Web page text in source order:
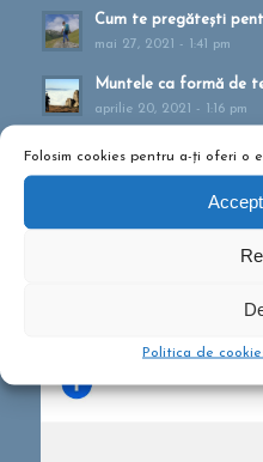
Folosim cookies pentru a-ți oferi o
Politica de
Cum te pregătești
mai 27, 2021 - 1:41 pm
Muntele ca formă de
aprilie 20, 2021 - 1:16 pm
Drumeții montane
februarie 13, 2020 - 5:21
Ce să conțină rucsacul